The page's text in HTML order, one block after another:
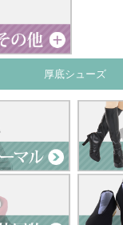
厚底シューズ